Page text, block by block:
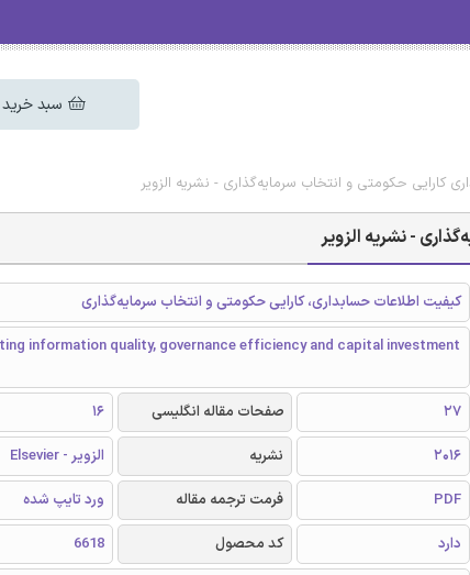
سبد خرید
کارایی حکومتی و انتخاب سرمایه‌گذاری - نشریه الزویر
- نشریه الزویر
کیفیت اطلاعات حسابداری، کارایی حکومتی و انتخاب سرمایه‌گذاری
information quality, governance efficiency and capital investment
27 صفحات مقاله انگلیسی
16
2016 نشریه
الزویر - Elsevier
PDF فرمت ترجمه مقاله
ورد تایپ شده
دارد کد محصول
6618